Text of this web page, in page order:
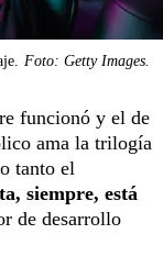
Foto: Getty Images.
funcionó y el de
ama la trilogía
tanto el
siempre, está
de desarrollo